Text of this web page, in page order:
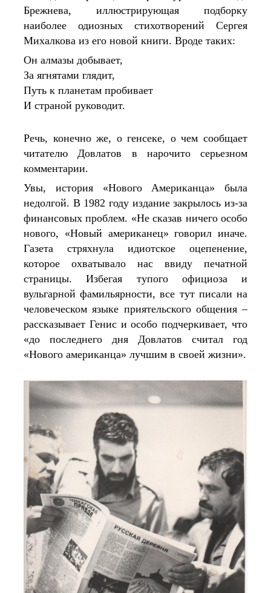
Брежнева, иллюстрирующая подборку
наиболее одиозных стихотворений Сергея
Михалкова из его новой книги. Вроде таких:
Он алмазы добывает,
За ягнятами глядит,
Путь к планетам пробивает
И страной руководит.
Речь, конечно же, о генсеке, о чем сообщает
читателю Довлатов в нарочито серьезном
комментарии.
Увы, история «Нового Американца» была
недолгой. В 1982 году издание закрылось из-за
финансовых проблем. «Не сказав ничего особо
нового, «Новый американец» говорил иначе.
Газета стряхнула идиотское оцепенение,
которое охватывало нас ввиду печатной
страницы. Избегая тупого официоза и
вульгарной фамильярности, все тут писали на
человеческом языке приятельского общения –
рассказывает Генис и особо подчеркивает, что
«до последнего дня Довлатов считал год
«Нового американца» лучшим в своей жизни».